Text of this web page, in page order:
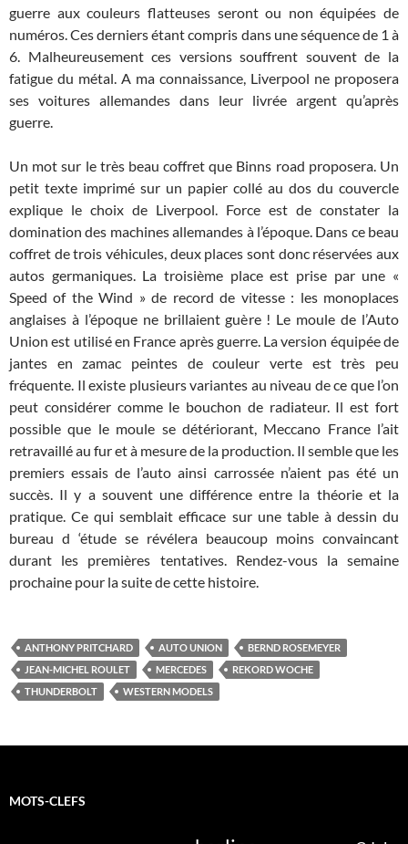
guerre aux couleurs flatteuses seront ou non équipées de
numéros. Ces derniers étant compris dans une séquence de 1 à
6. Malheureusement ces versions souffrent souvent de la
fatigue du métal. A ma connaissance, Liverpool ne proposera
ses voitures allemandes dans leur livrée argent qu’après
guerre.
Un mot sur le très beau coffret que Binns road proposera. Un
petit texte imprimé sur un papier collé au dos du couvercle
explique le choix de Liverpool. Force est de constater la
domination des machines allemandes à l’époque. Dans ce beau
coffret de trois véhicules, deux places sont donc réservées aux
autos germaniques. La troisième place est prise par une «
Speed of the Wind » de record de vitesse : les monoplaces
anglaises à l’époque ne brillaient guère ! Le moule de l’Auto
Union est utilisé en France après guerre. La version équipée de
jantes en zamac peintes de couleur verte est très peu
fréquente. Il existe plusieurs variantes au niveau de ce que l’on
peut considérer comme le bouchon de radiateur. Il est fort
possible que le moule se détériorant, Meccano France l’ait
retravaillé au fur et à mesure de la production. Il semble que les
premiers essais de l’auto ainsi carrossée n’aient pas été un
succès. Il y a souvent une différence entre la théorie et la
pratique. Ce qui semblait efficace sur une table à dessin du
bureau d ‘étude se révélera beaucoup moins convaincant
durant les premières tentatives. Rendez-vous la semaine
prochaine pour la suite de cette histoire.
ANTHONY PRITCHARD AUTO UNION
BERND ROSEMEYER
JEAN-MICHEL ROULET
MERCEDES
REKORD WOCHE
THUNDERBOLT
WESTERN MODELS
MOTS-CLEFS